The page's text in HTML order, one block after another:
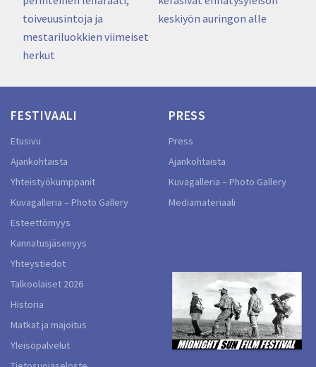
toiveuusintoja ja
mestariluokkien viimeiset
herkut
keskiyön auringon alle
FESTIVAALI
Etusivu
Ajankohtaista
Yhteistyökumppanit
Kuvagalleria – Photo Gallery
Esteettömyys
Kannatusjäsenyys
Yhteystiedot
Talkoolaiset 2026
Historia
Matkat ja majoitus
Yleisöpalvelut
PRESS
Press
Ajankohtaista
Kuvagalleria – Photo Gallery
Mediamateriaali